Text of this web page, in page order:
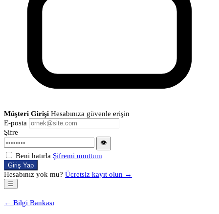
Müşteri Girişi Hesabınıza güvenle erişin
E-posta
Şifre
👁
Beni hatırla Şifremi unuttum
Giriş Yap
Hesabınız yok mu? Ücretsiz kayıt olun →
☰
← Bilgi Bankası